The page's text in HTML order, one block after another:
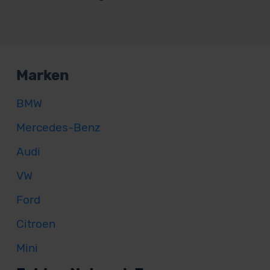
Marken
BMW
Mercedes-Benz
Audi
VW
Ford
Citroen
Mini